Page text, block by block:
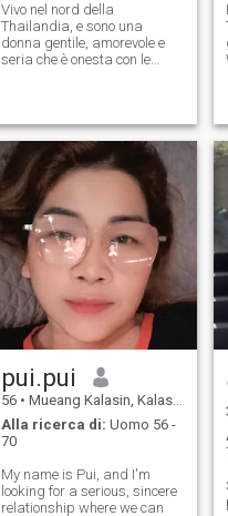
Vivo nel nord della
Thailandia, e sono una
donna gentile, amorevole e
seria che è onesta con le
pui.pui
56 • Mueang Kalasin, Kalasin, Thailandia
Alla ricerca di: Uomo 56 -
70
My name is Pui, and I'm
looking for a serious, sincere
relationship where we can